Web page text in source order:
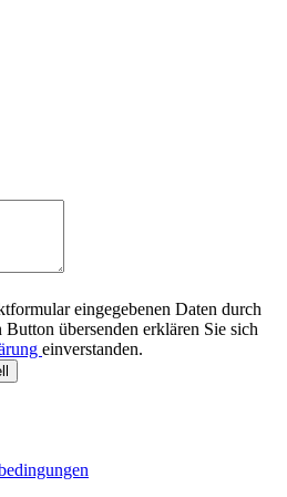
eingegebenen Daten durch
übersenden erklären Sie sich
einverstanden.